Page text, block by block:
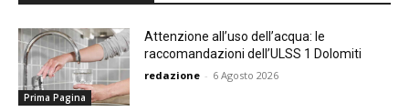
Prima Pagina
Attenzione all’uso dell’acqua: le
raccomandazioni dell’ULSS 1 Dolomiti
redazione - 6 Agosto 2026